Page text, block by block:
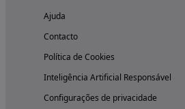
Ajuda
Contacto
Política de Cookies
Inteligência Artificial Responsável
Configurações de privacidade